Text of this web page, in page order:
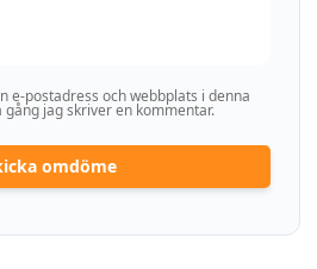
e-postadress och webbplats i denna
jag skriver en kommentar.
omdöme